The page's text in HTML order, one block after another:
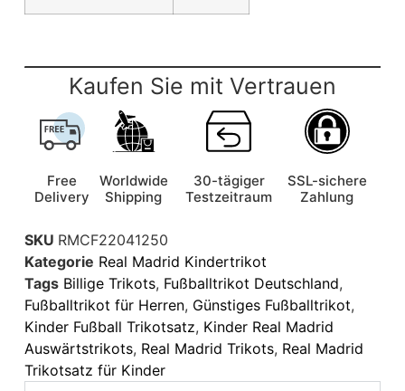
Kaufen Sie mit Vertrauen
Free
Delivery
Worldwide
Shipping
30-tägiger
Testzeitraum
SSL-sichere
Zahlung
SKU RMCF22041250
Kategorie Real Madrid Kindertrikot
Tags Billige Trikots, Fußballtrikot Deutschland,
Fußballtrikot für Herren, Günstiges Fußballtrikot,
Kinder Fußball Trikotsatz, Kinder Real Madrid
Auswärtstrikots, Real Madrid Trikots, Real Madrid
Trikotsatz für Kinder